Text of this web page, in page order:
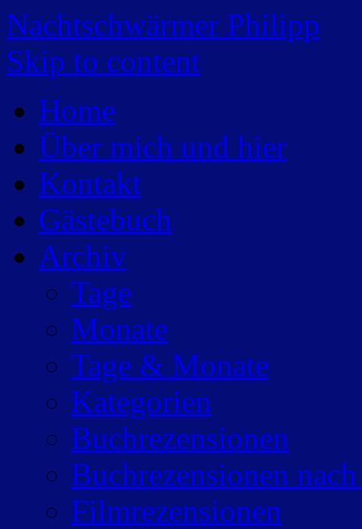
Nachtschwärmer Philipp
Skip to content
Home
Über mich und hier
Kontakt
Gästebuch
Archiv
Tage
Monate
Tage & Monate
Kategorien
Buchrezensionen
Buchrezensionen
Filmrezensionen